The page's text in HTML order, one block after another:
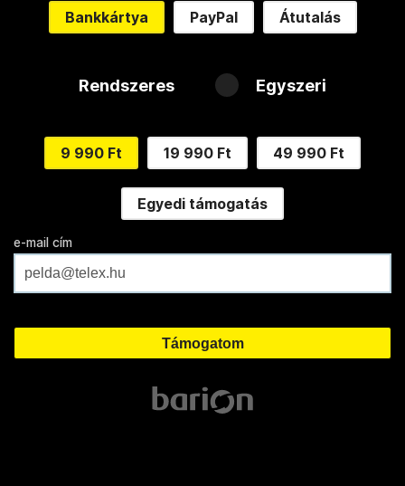
Bankkártya PayPal Átutalás
Rendszeres Egyszeri
9 990 Ft 19 990 Ft 49 990 Ft
Egyedi támogatás
e-mail cím